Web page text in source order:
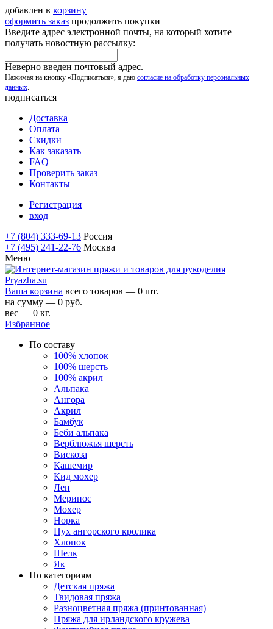
добавлен в корзину
оформить заказ продолжить покупки
Введите адрес электронной почты, на который хотите
получать новостную рассылку:
Неверно введен почтовый адрес.
Нажимая на кнопку «Подписаться», я даю согласие на обработку персональных
данных.
подписаться
Доставка
Оплата
Скидки
Как заказать
FAQ
Проверить заказ
Контакты
Регистрация
вход
+7 (804) 333-69-13 Россия
+7 (495) 241-22-76 Москва
Меню
Ваша корзина всего товаров — 0 шт.
на сумму — 0 руб.
вес — 0 кг.
Избранное
По составу
100% хлопок
100% шерсть
100% акрил
Альпака
Ангора
Акрил
Бамбук
Беби альпака
Верблюжья шерсть
Вискоза
Кашемир
Кид мохер
Лен
Меринос
Мохер
Норка
Пух ангорского кролика
Хлопок
Шелк
Як
По категориям
Детская пряжа
Твидовая пряжа
Разноцветная пряжа (принтованная)
Пряжа для ирландского кружева